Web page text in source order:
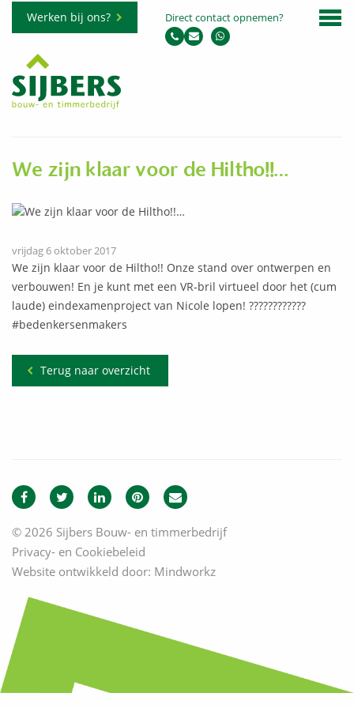
Werken bij ons? Direct contact opnemen?
We zijn klaar voor de Hiltho!!…
vrijdag 6 oktober 2017
We zijn klaar voor de Hiltho!! Onze stand over ontwerpen en
verbouwen! En je kunt met een VR-bril virtueel door het (cum
laude) eindexamenproject van Nicole lopen! ????????????
#bedenkersenmakers
Terug naar overzicht
© 2026 Sijbers Bouw- en timmerbedrijf
Privacy- en Cookiebeleid
Website ontwikkeld door: Mindworkz